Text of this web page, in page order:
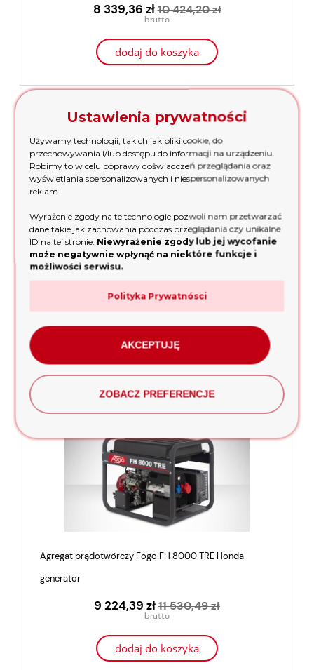
Ustawienia prywatności
Używamy technologii, takich jak pliki cookie, do
przechowywania i/lub dostępu do informacji na urządzeniu.
Robimy to w celu poprawy doświadczeń przeglądania oraz
wyświetlania spersonalizowanych i niespersonalizowanych
reklam.
Wyrażenie zgody na te technologie pozwoli nam przetwarzać
dane takie jak zachowania podczas przeglądania czy unikalne
ID na tej stronie. Niewyrażenie zgody lub jej wycofanie
może negatywnie wpłynąć na niektóre funkcje i
możliwości serwisu.
Polityka Prywatnósci
AKCEPTUJĘ
ZOBACZ PREFERENCJE
8 339,36 zł10 424,20 zł
dodaj do koszyka
Agregat prądotwórczy Fogo FH 8000 TR Honda
generator
dodaj do koszyka
Agregat prądotwórczy Fogo FH 8000 TRE Honda
generator
9 224,39 zł11 530,49 zł
dodaj do koszyka
promocja